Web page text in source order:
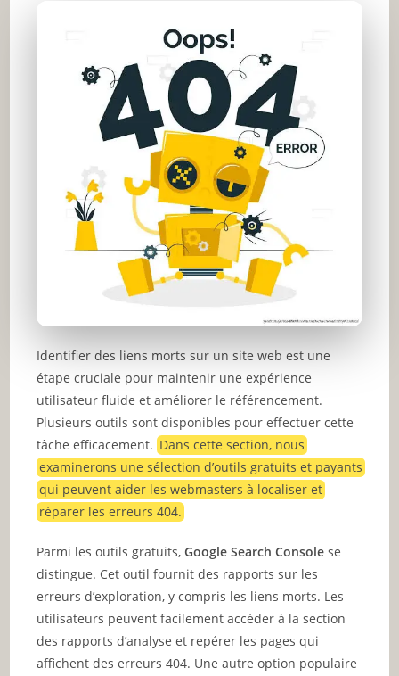
Identifier des liens morts sur un site web est une
étape cruciale pour maintenir une expérience
utilisateur fluide et améliorer le référencement.
Plusieurs outils sont disponibles pour effectuer cette
tâche efficacement.Dans cette section, nous
examinerons une sélection d’outils gratuits et payants
qui peuvent aider les webmasters à localiser et
réparer les erreurs 404.
Parmi les outils gratuits,Google Search Console se
distingue. Cet outil fournit des rapports sur les
erreurs d’exploration, y compris les liens morts. Les
utilisateurs peuvent facilement accéder à la section
des rapports d’analyse et repérer les pages qui
affichent des erreurs 404. Une autre option populaire